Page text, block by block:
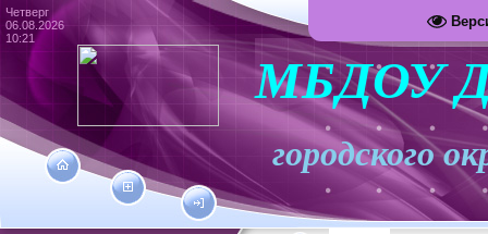
Четверг
06.08.2026
10:21
МБДОУ